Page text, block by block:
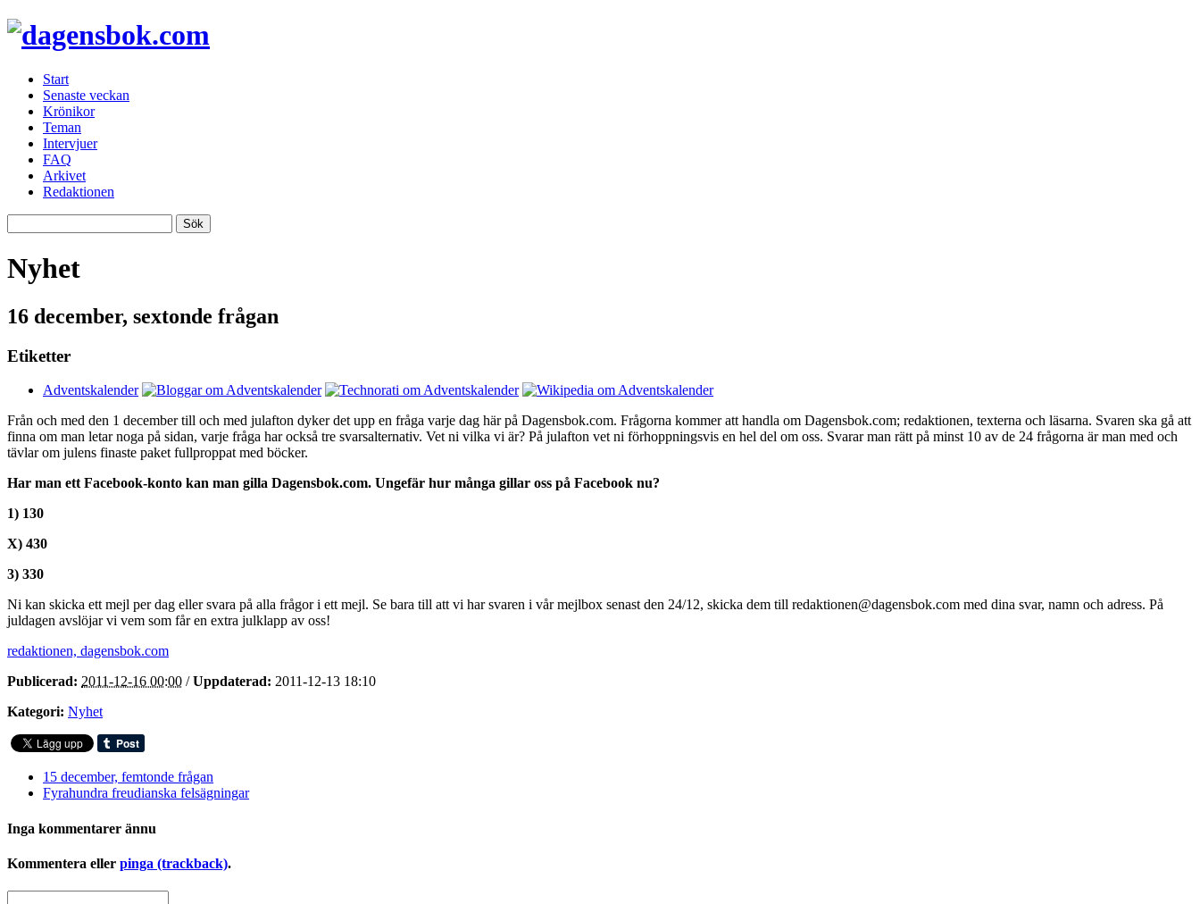
Start
Senaste veckan
Krönikor
Teman
Intervjuer
FAQ
Arkivet
Redaktionen
Nyhet
16 december, sextonde frågan
Etiketter
Adventskalender
Från och med den 1 december till och med julafton dyker det upp en fråga varje dag här på Dagensbok.com. Frågorna kommer att handla om Dagensbok.com; redaktionen, texterna och läsarna. Svaren ska gå att
finna om man letar noga på sidan, varje fråga har också tre svarsalternativ. Vet ni vilka vi är? På julafton vet ni förhoppningsvis en hel del om oss. Svarar man rätt på minst 10 av de 24 frågorna är man med och
tävlar om julens finaste paket fullproppat med böcker.
Har man ett Facebook-konto kan man gilla Dagensbok.com. Ungefär hur många gillar oss på Facebook nu?
1) 130
X) 430
3) 330
Ni kan skicka ett mejl per dag eller svara på alla frågor i ett mejl. Se bara till att vi har svaren i vår mejlbox senast den 24/12, skicka dem till redaktionen@dagensbok.com med dina svar, namn och adress. På
juldagen avslöjar vi vem som får en extra julklapp av oss!
redaktionen, dagensbok.com
Publicerad: 2011-12-16 00:00 /Uppdaterad: 2011-12-13 18:10
Kategori: Nyhet
15 december, femtonde frågan
Fyrahundra freudianska felsägningar
Inga kommentarer ännu
Kommentera eller pinga (trackback).